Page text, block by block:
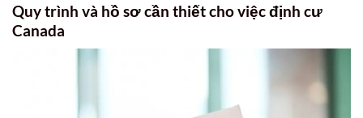
Quy trình và hồ sơ cần thiết cho việcđịnh cư
Canada